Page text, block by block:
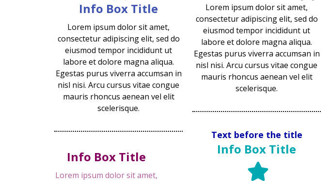
Info Box Title
Lorem ipsum dolor sit amet,
consectetur adipiscing elit, sed do
eiusmod tempor incididunt ut
labore et dolore magna aliqua.
Egestas purus viverra accumsan in
nisl nisi. Arcu cursus vitae congue
mauris rhoncus aenean vel elit
scelerisque.
Info Box Title
Lorem ipsum dolor sit amet,
Lorem ipsum dolor sit amet,
consectetur adipiscing elit, sed do
eiusmod tempor incididunt ut
labore et dolore magna aliqua.
Egestas purus viverra accumsan in
nisl nisi. Arcu cursus vitae congue
mauris rhoncus aenean vel elit
scelerisque.
Text before the title
Info Box Title